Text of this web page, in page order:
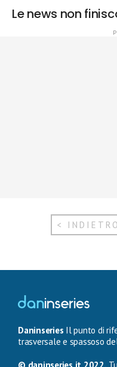
Le news non
< INDIETRO
Daninseries Il punto di
trasversale e spassoso